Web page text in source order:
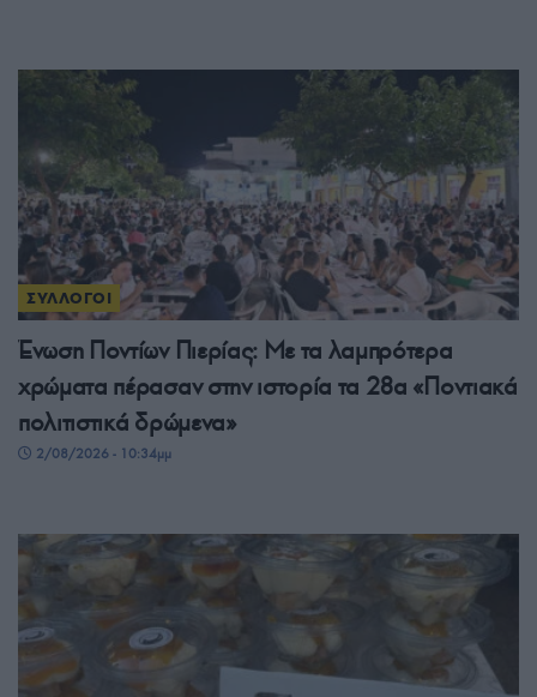
ΣΥΛΛΟΓΟΙ
Ένωση Ποντίων Πιερίας: Με τα λαμπρότερα
χρώματα πέρασαν στην ιστορία τα 28α «Ποντιακά
πολιτιστικά δρώμενα»
2/08/2026 - 10:34μμ